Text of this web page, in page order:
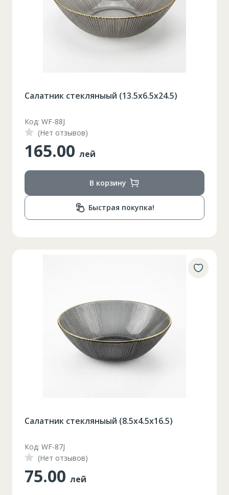
Салатник стекляныый (13.5x6.5x24.5)
Код: WF-88J
(Нет отзывов)
165.00 лей
В корзину
Быстрая покупка!
Салатник стекляныый (8.5x4.5x16.5)
Код: WF-87J
(Нет отзывов)
75.00 лей